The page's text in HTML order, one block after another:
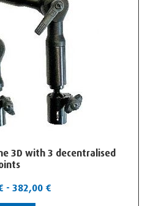
3D with 3 decentralised
- 382,00 €